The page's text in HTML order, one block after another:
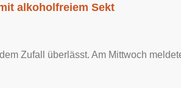
alkoholfreiem Sekt
Zufall überlässt. Am Mittwoch